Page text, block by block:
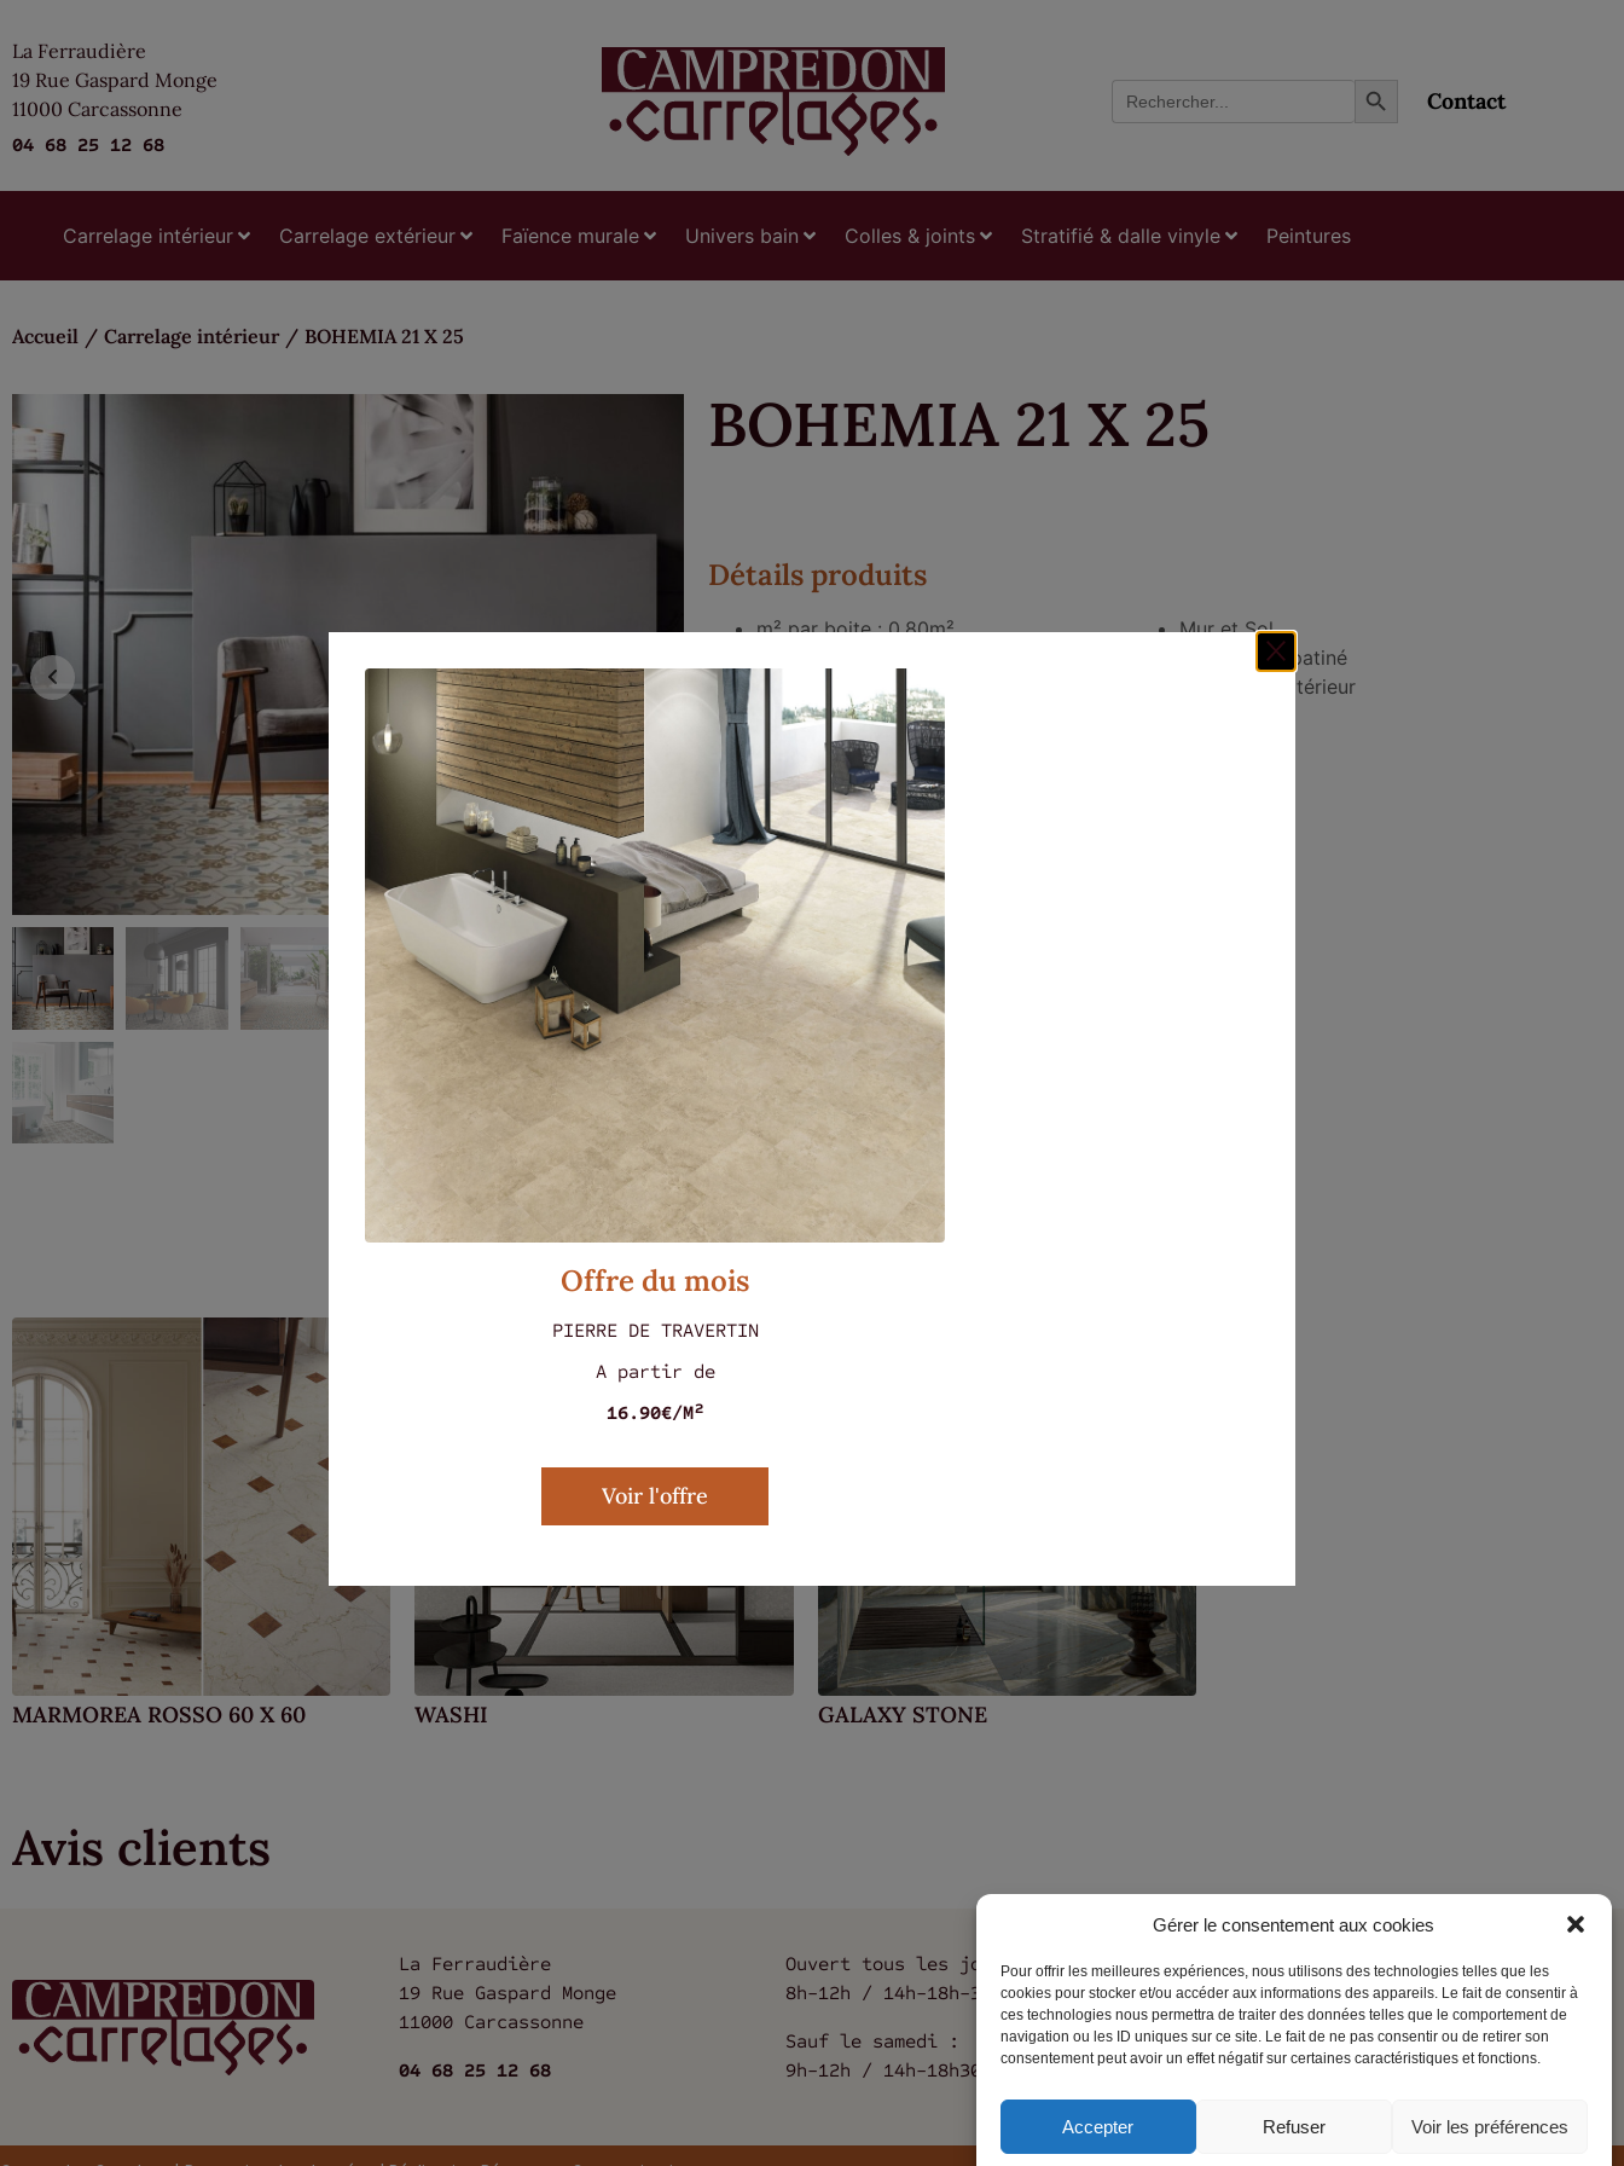
Gérer le consentement aux cookies
Pour offrir les meilleures expériences, nous utilisons des technologies telles que les
cookies pour stocker et/ou accéder aux informations des appareils. Le fait de consentir à
ces technologies nous permettra de traiter des données telles que le comportement de
navigation ou les ID uniques sur ce site. Le fait de ne pas consentir ou de retirer son
consentement peut avoir un effet négatif sur certaines caractéristiques et fonctions.
Accepter Refuser Voir les préférences
La Ferraudière
19 Rue Gaspard Monge
11000 Carcassonne
04 68 25 12 68
Search
for:
Search Button
Contact
Carrelage intérieur Carrelage extérieur Faïence murale Univers bain Colles & joints Stratifié & dalle vinyle Peintures
Accueil / Carrelage intérieur / BOHEMIA 21 X 25
BOHEMIA 21 X 25
Détails produits
m² par boite : 0.80m²
7 décors et 1 uni
Mur et Sol
Aspect mat patiné
Intérieur / Extérieur
Nos clients ont aussi aimé...
MARMOREA ROSSO 60 X 60 WASHI GALAXY STONE
Avis clients
La Ferraudière
19 Rue Gaspard Monge
11000 Carcassonne
04 68 25 12 68
Ouvert tous les jours :
8h-12h / 14h-18h-30
Sauf le samedi :
9h-12h / 14h-18h30
Société
Contact
Mentions légales
Offre du mois
PIERRE DE TRAVERTIN
A partir de
16.90€/M²
Voir l'offre